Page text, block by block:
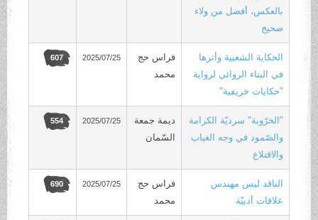
بالعكس، أفضل من ولاء
صحيح
الحكاية الشعبية وأثرها
في البناء الروائي لرواية
"حكايات خريفية"
فراس حج
محمد
2025/07/25
607
"الخرّوبة" سرديّة الكرامة
والصّمود في وجه الغياب
والاقتلاع
ديمة جمعة
السّمان
2025/07/25
554
الناقد ليس مهندس
علاقات أدبيّة
فراس حج
محمد
2025/07/25
690